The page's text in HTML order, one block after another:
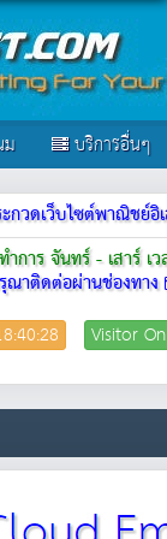
ม บริการอื่นๆ
กวดเว็บไซต์พาณิช
การ จันทร์ - เสาร์
ณาติดต่อผ่านช่องทาง
Visitor